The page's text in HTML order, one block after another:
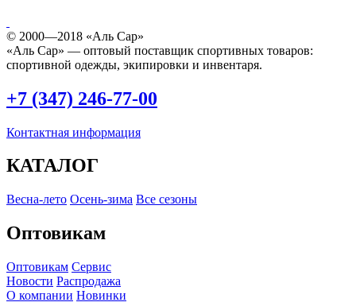
© 2000—2018 «Аль Сар»
«Аль Сар» — оптовый поставщик спортивных товаров:
спортивной одежды, экипировки и инвентаря.
+7 (347) 246-77-00
Контактная информация
КАТАЛОГ
Весна-лето Осень-зима Все сезоны
Оптовикам
Оптовикам Сервис
Новости Распродажа
О компании Новинки